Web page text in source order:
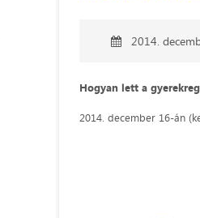
2014.
Hogyan lett a
2014. december 16-án